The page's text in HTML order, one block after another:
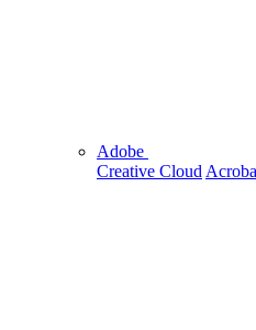
Adobe
Creative Cloud